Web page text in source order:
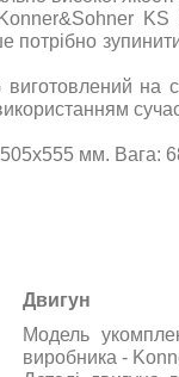
на
мм. Вага:
Двигун
Модель
виробника -